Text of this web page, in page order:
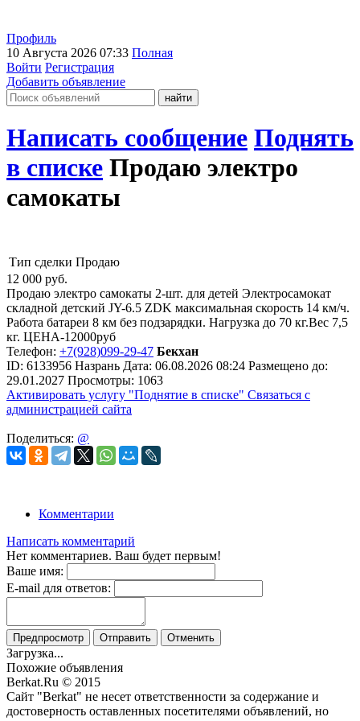
Профиль
10 Августа 2026 07:33 Полная
Войти Регистрация
Добавить объявление
Написать сообщение Поднять
в списке Продаю электро
самокаты
Тип сделки Продаю
12 000 руб.
Продаю электро самокаты 2-шт. для детей Электросамокат
складной детский JY-6.5 ZDK максимальная скорость 14 км/ч.
Работа батареи 8 км без подзарядки. Нагрузка до 70 кг.Вес 7,5
кг. ЦЕНА-12000руб
Телефон: +7(928)099-29-47 Бекхан
ID: 6133956 Назрань Дата: 06.08.2026 08:24 Размещено до:
29.01.2027 Просмотры: 1063
Активировать услугу "Поднятие в списке" Связаться с
администрацией сайта
Поделиться: @
Комментарии
Написать комментарий
Нет комментариев. Ваш будет первым!
Ваше имя:
E-mail для ответов:
Предпросмотр Отправить Отменить
Загрузка...
Похожие объявления
Berkat.Ru © 2015
Сайт "Berkat" не несет ответственности за содержание и
достоверность оставленных посетителями объявлений, но